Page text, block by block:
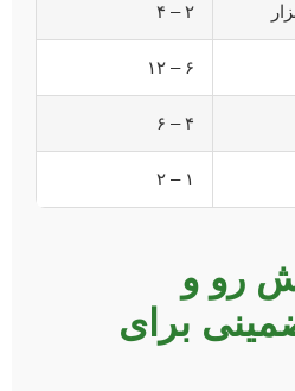
۲ – ۴
۶ – ۱۲
۴ – ۶
۱ – ۲
رو و
برای